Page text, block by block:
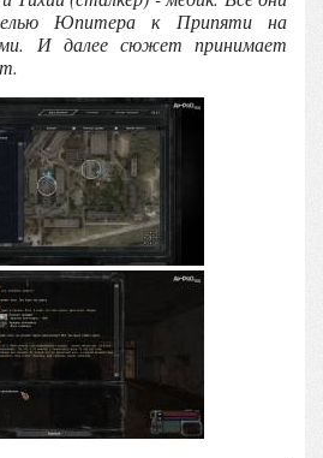
Юпитера к Припяти на
И далее сюжет принимает